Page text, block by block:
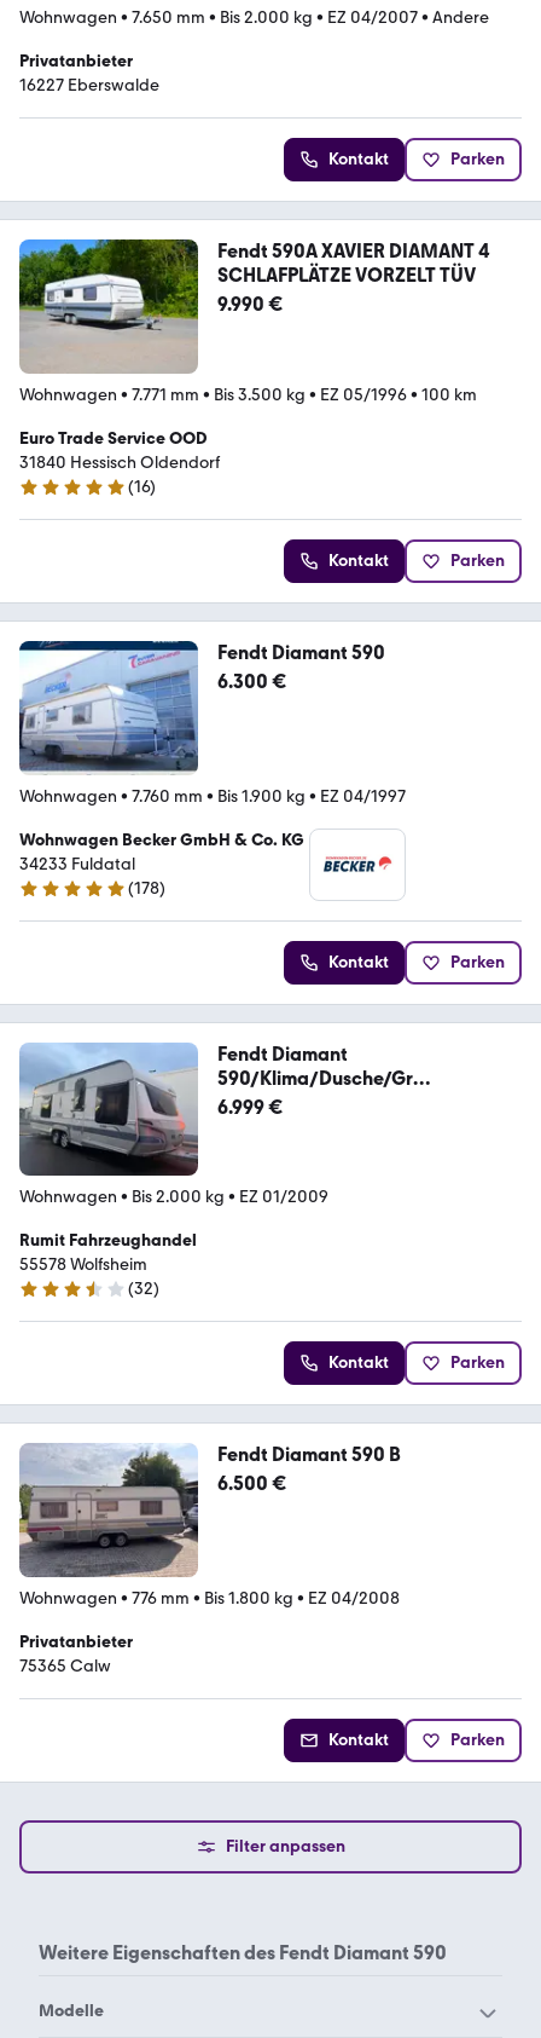
Wohnwagen • 7.650 mm • Bis 2.000 kg • EZ 04/2007• Andere
Privatanbieter
16227 Eberswalde
Kontakt Parken
Fendt 590A XAVIER DIAMANT 4
SCHLAFPLÄTZE VORZELT TÜV
9.990 €
Wohnwagen • 7.771 mm • Bis 3.500 kg • EZ 05/1996• 100 km
Euro Trade Service OOD
31840 Hessisch Oldendorf
5 Sterne
(16)
Kontakt Parken
Fendt Diamant 590
6.300 €
Wohnwagen • 7.760 mm • Bis 1.900 kg • EZ 04/1997
Wohnwagen Becker GmbH & Co. KG
34233 Fuldatal
5 Sterne
(178)
Kontakt Parken
Fendt Diamant
590/Klima/Dusche/Gr
Kūhlschk/Leder/Alu
6.999 €
Wohnwagen • Bis 2.000 kg • EZ 01/2009
Rumit Fahrzeughandel
55578 Wolfsheim
3.7 Sterne
(32)
Kontakt Parken
Fendt Diamant 590 B
6.500 €
Wohnwagen • 776 mm • Bis 1.800 kg • EZ 04/2008
Privatanbieter
75365 Calw
Kontakt Parken
Filter anpassen
Weitere Eigenschaften des Fendt Diamant 590
Modelle